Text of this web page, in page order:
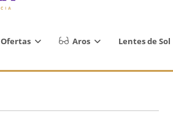
Ofertas Aros Lentes de Sol